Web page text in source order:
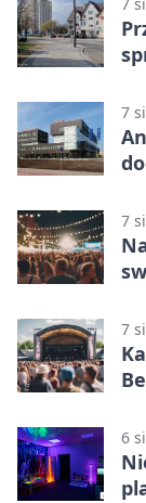
7
7
7
6